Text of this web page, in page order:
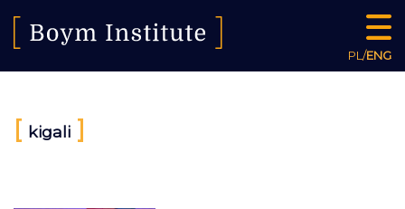
PL/ENG
[ kigali ]